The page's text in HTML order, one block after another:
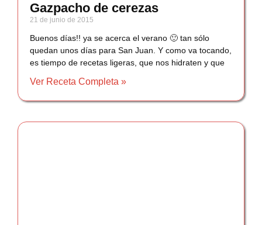
Gazpacho de cerezas
21 de junio de 2015
Buenos días!! ya se acerca el verano 🙂 tan sólo
quedan unos días para San Juan. Y como va tocando,
es tiempo de recetas ligeras, que nos hidraten y que
Ver Receta Completa »